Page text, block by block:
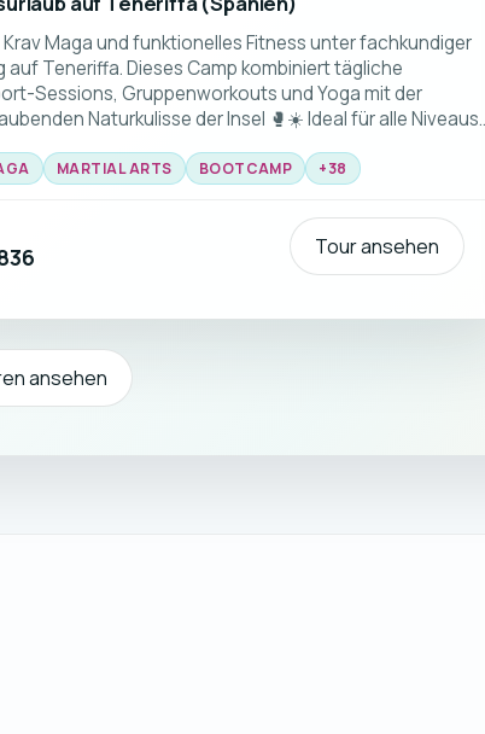
Krav Maga und funktionelles Fitness unter fachkundiger
auf Teneriffa. Dieses Camp kombiniert tägliche
Sessions, Gruppenworkouts und Yoga mit der
Naturkulisse der Insel 🥊☀️ Ideal für alle Niveaus,
und Fitness in einer unterstützenden
verbessern möchten.
MARTIAL ARTS BOOTCAMP +38
Tour ansehen
ansehen